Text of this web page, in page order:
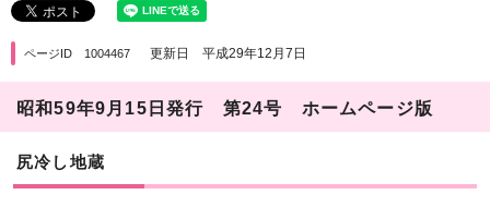
ページID 1004467 更新日 平成29年12月7日
昭和59年9月15日発行 第24号 ホームページ版
尻冷し地蔵